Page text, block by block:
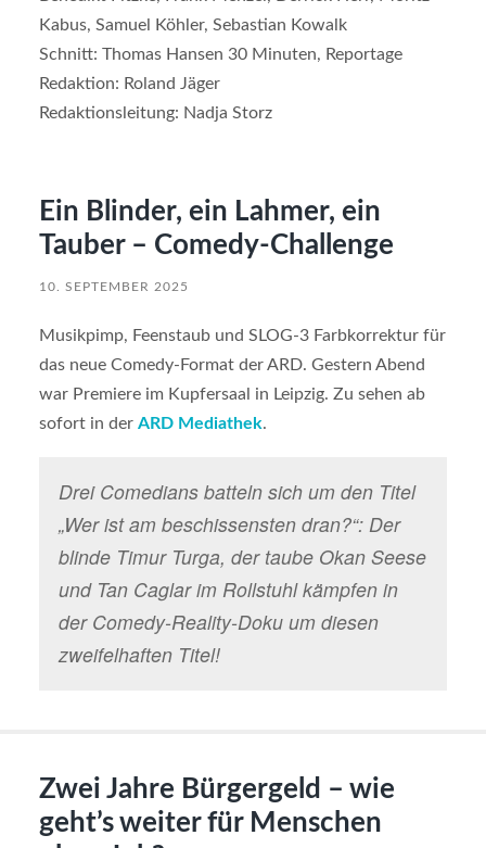
Kabus, Samuel Köhler, Sebastian Kowalk
Schnitt: Thomas Hansen 30 Minuten, Reportage
Redaktion: Roland Jäger
Redaktionsleitung: Nadja Storz
Ein Blinder, ein Lahmer, ein
Tauber – Comedy-Challenge
10. SEPTEMBER 2025
Musikpimp, Feenstaub und SLOG-3 Farbkorrektur für
das neue Comedy-Format der ARD. Gestern Abend
war Premiere im Kupfersaal in Leipzig. Zu sehen ab
sofort in der ARD Mediathek.
Drei Comedians batteln sich um den Titel
„Wer ist am beschissensten dran?“: Der
blinde Timur Turga, der taube Okan Seese
und Tan Caglar im Rollstuhl kämpfen in
der Comedy-Reality-Doku um diesen
zweifelhaften Titel!
Zwei Jahre Bürgergeld – wie
geht’s weiter für Menschen